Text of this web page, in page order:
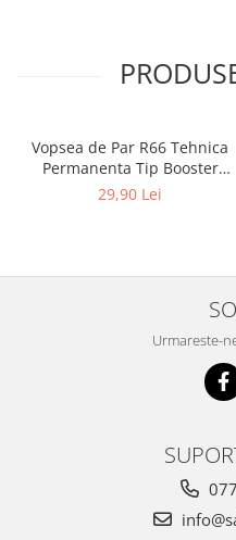
Vopsea de Par R66 Tehnica
Permanenta Tip Booster
Rosu - Fanola Color Cream
29,90 Lei
Urmareste-